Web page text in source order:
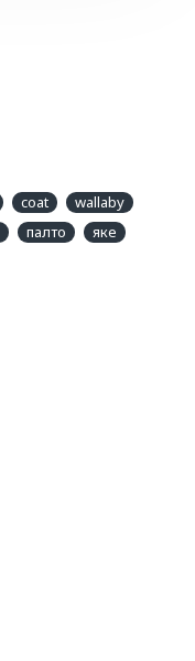
coat
wallaby
палто
яке